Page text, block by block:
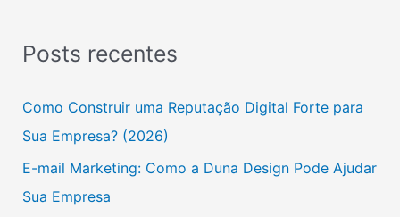
q
a
r
Posts recentes
Como Construir uma Reputação Digital Forte para
Sua Empresa? (2026)
E-mail Marketing: Como a Duna Design Pode Ajudar
Sua Empresa